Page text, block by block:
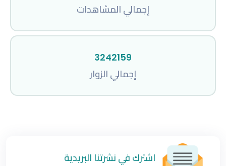
إجمالي المشاهدات
3242159
إجمالي الزوار
اشترك في نشرتنا البريدية